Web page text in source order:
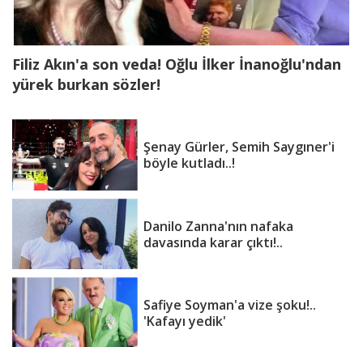
Filiz Akın'a son veda! Oğlu İlker İnanoğlu'ndan
yürek burkan sözler!
Şenay Gürler, Semih Saygıner'i
böyle kutladı..!
Danilo Zanna'nın nafaka
davasında karar çıktı!..
Safiye Soyman'a vize şoku!..
'Kafayı yedik'